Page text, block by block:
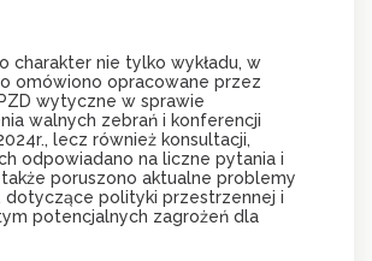
charakter nie tylko wykładu, w
omówiono opracowane przez
wytyczne w sprawie
walnych zebrań i konferencji
lecz również konsultacji,
odpowiadano na liczne pytania i
poruszono aktualne problemy
dotyczące polityki przestrzennej i
potencjalnych zagrożeń dla